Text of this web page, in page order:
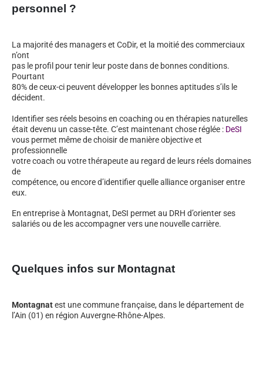
personnel ?
La majorité des managers et CoDir, et la moitié des commerciaux
n’ont
pas le profil pour tenir leur poste dans de bonnes conditions.
Pourtant
80% de ceux-ci peuvent développer les bonnes aptitudes s’ils le
décident.
Identifier ses réels besoins en coaching ou en thérapies naturelles
était devenu un casse-tête. C’est maintenant chose réglée : DeSI
vous permet même de choisir de manière objective et
professionnelle
votre coach ou votre thérapeute au regard de leurs réels domaines
de
compétence, ou encore d’identifier quelle alliance organiser entre
eux.
En entreprise à Montagnat, DeSI permet au DRH d’orienter ses
salariés ou de les accompagner vers une nouvelle carrière.
Quelques infos sur Montagnat
Montagnatest une commune française, dans le département de
l’Ain (01) en région Auvergne-Rhône-Alpes.